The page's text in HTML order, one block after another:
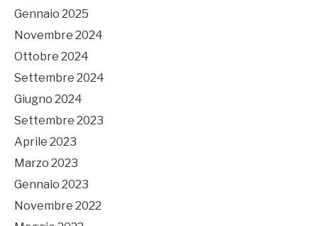
Gennaio 2025
Novembre 2024
Ottobre 2024
Settembre 2024
Giugno 2024
Settembre 2023
Aprile 2023
Marzo 2023
Gennaio 2023
Novembre 2022